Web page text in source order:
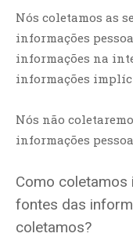
Nós coletamos as
informações
informações na
informações
Nós não
informações
Como
fontes das
coletamos?